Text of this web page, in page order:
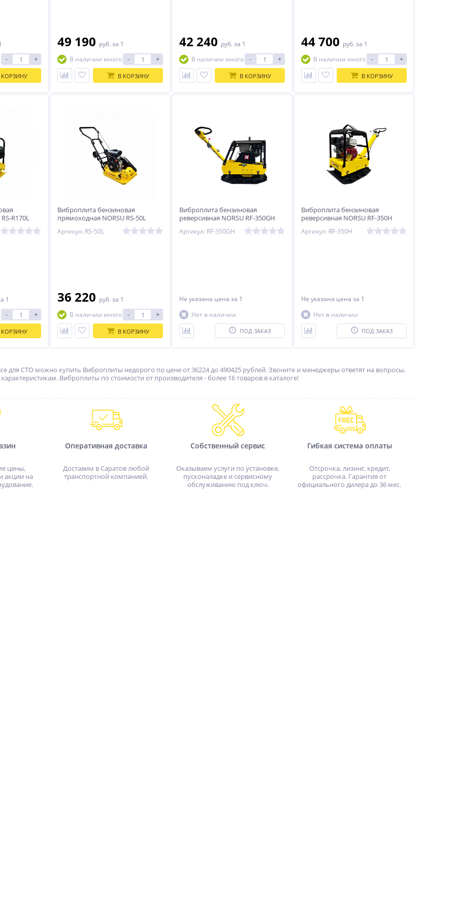
%
шиномонтажный станок
Не указана цена
%
Подъёмник ножничный, г/
- +
КОРЗИНУ
49 190 руб. за 1
В наличии много
- +
В КОРЗИНУ
42 240 руб. за 1
В наличии много
- +
В КОРЗИНУ
44 700 руб. за 1
В наличии много
- +
В КОРЗИНУ
R170L
1
- +
КОРЗИНУ
Виброплита бензиновая
прямоходная NORSU RS-50L
Артикул: RS-50L
36 220 руб. за 1
В наличии много
- +
В КОРЗИНУ
Виброплита бензиновая
реверсивная NORSU RF-350GH
(гидравлический привод)
Артикул: RF-350GH
Не указана цена за 1
Нет в наличии
ПОД ЗАКАЗ
Виброплита бензиновая
реверсивная NORSU RF-350H
Артикул: RF-350H
Не указана цена за 1
Нет в наличии
ПОД ЗАКАЗ
для СТО можно купить Виброплиты недорого по цене от 36224 до 490425 рублей. Звоните и менеджеры ответят на вопросы,
Виброплиты по стоимости от производителя - более 16 товаров в каталоге!
цены,
акции на
Оперативная доставка
Доставим в Саратов любой
транспортной компанией.
Собственный сервис
Оказываем услуги по установке,
пусконаладке и сервисному
обслуживанию под ключ.
Гибкая система оплаты
Отсрочка, лизинг, кредит,
рассрочка. Гарантия от
официального дилера до 36 мес.